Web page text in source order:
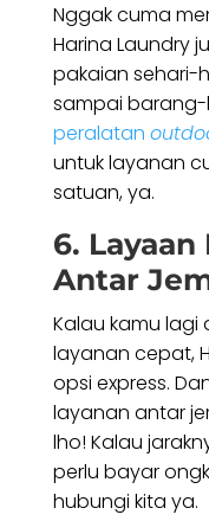
Nggak cuma
Harina Laundry
pakaian sehari-
sampai barang-
peralatan
untuk layanan
satuan, ya.
6. Layaan
Antar
Kalau kamu lagi
layanan cepat,
opsi express.
layanan antar
lho! Kalau
perlu bayar
hubungi kita ya.